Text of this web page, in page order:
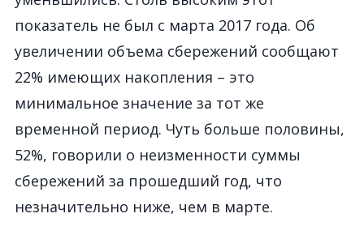
показатель не был с марта 2017 года. Об
увеличении объема сбережений сообщают
22% имеющих накопления – это
минимальное значение за тот же
временной период. Чуть больше половины,
52%, говорили о неизменности суммы
сбережений за прошедший год, что
незначительно ниже, чем в марте.